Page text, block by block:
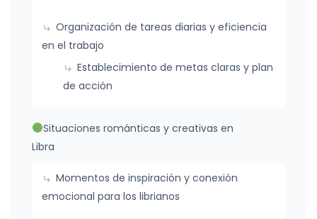
Organización de tareas diarias y eficiencia
en el trabajo
Establecimiento de metas claras y plan
de acción
Situaciones románticas y creativas en
Libra
Momentos de inspiración y conexión
emocional para los librianos